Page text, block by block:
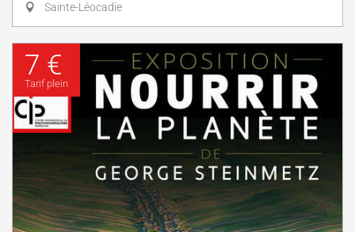
Sainte-Léocadie
7 €
Tarif plein